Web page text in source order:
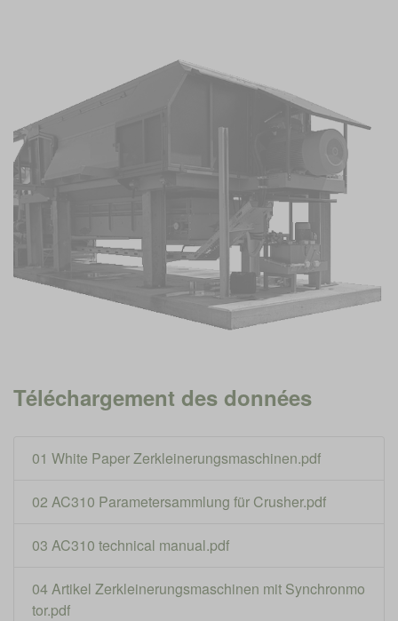
Téléchargement des données
01 White Paper Zerkleinerungsmaschinen.pdf
02 AC310 Parametersammlung für Crusher.pdf
03 AC310 technical manual.pdf
04 Artikel Zerkleinerungsmaschinen mit Synchronmo
tor.pdf